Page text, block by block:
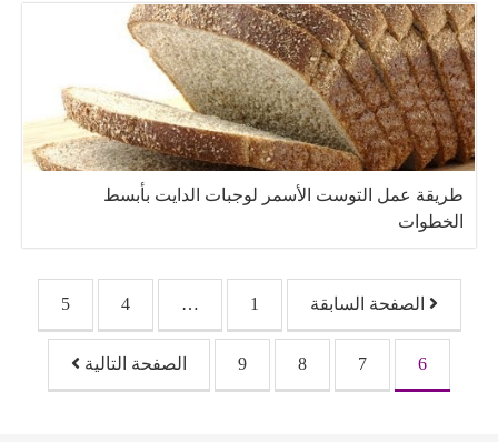
طريقة عمل التوست الأسمر لوجبات الدايت بأبسط
الخطوات
تصفّح المقالات
الصفحة السابقة 1
…
4
5
6
7
8
9 الصفحة التالية